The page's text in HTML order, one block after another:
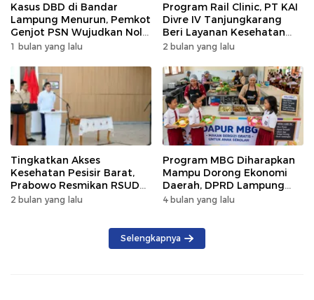
Kasus DBD di Bandar
Lampung Menurun, Pemkot
Genjot PSN Wujudkan Nol
Kematian
1 bulan yang lalu
Program Rail Clinic, PT KAI
Divre IV Tanjungkarang
Beri Layanan Kesehatan
Gratis 250 Warga
2 bulan yang lalu
Tingkatkan Akses
Kesehatan Pesisir Barat,
Prabowo Resmikan RSUD
KH Muhammad Thohir
2 bulan yang lalu
Program MBG Diharapkan
Mampu Dorong Ekonomi
Daerah, DPRD Lampung
Tekankan Pemanfaatan
4 bulan yang lalu
Selengkapnya